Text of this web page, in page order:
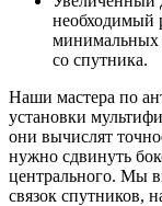
необходимый
минимальных
со спутника.
Наши мастера по
установки
они вычислят
нужно сдвинуть
центрального. Мы
связок спутников,